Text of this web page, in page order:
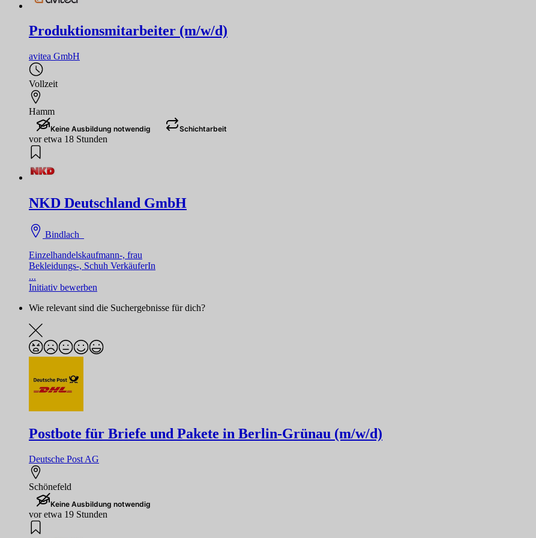
Produktionsmitarbeiter (m/w/d)
avitea GmbH
Vollzeit
Hamm
Keine Ausbildung notwendig Schichtarbeit
vor etwa 18 Stunden
NKD Deutschland GmbH
Bindlach
Einzelhandelskaufmann-, frau
Bekleidungs-, Schuh VerkäuferIn
...
Initiativ bewerben
Wie relevant sind die Suchergebnisse für dich?
Postbote für Briefe und Pakete in Berlin-Grünau (m/w/d)
Deutsche Post AG
Schönefeld
Keine Ausbildung notwendig
vor etwa 19 Stunden